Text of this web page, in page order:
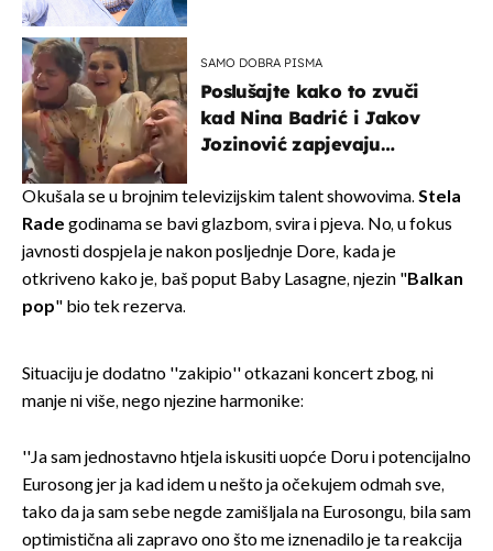
SAMO DOBRA PISMA
Poslušajte kako to zvuči
kad Nina Badrić i Jakov
Jozinović zapjevaju
Okušala se u brojnim televizijskim talent showovima. Stela
Rade godinama se bavi glazbom, svira i pjeva. No, u fokus
javnosti dospjela je nakon posljednje Dore, kada je
otkriveno kako je, baš poput Baby Lasagne, njezin "Balkan
pop" bio tek rezerva.
Situaciju je dodatno ''zakipio'' otkazani koncert zbog, ni
manje ni više, nego njezine harmonike:
''Ja sam jednostavno htjela iskusiti uopće Doru i potencijalno
Eurosong jer ja kad idem u nešto ja očekujem odmah sve,
tako da ja sam sebe negde zamišljala na Eurosongu, bila sam
optimistična ali zapravo ono što me iznenadilo je ta reakcija